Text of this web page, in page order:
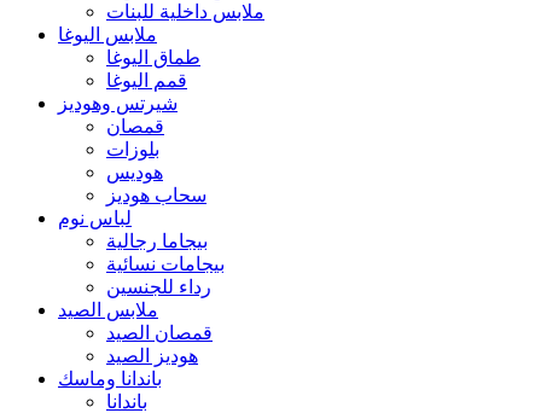
ملابس داخلية للبنات
ملابس اليوغا
طماق اليوغا
قمم اليوغا
شيرتس وهوديز
قمصان
بلوزات
هوديس
سحاب هوديز
لباس نوم
بيجاما رجالية
بيجامات نسائية
رداء للجنسين
ملابس الصيد
قمصان الصيد
هوديز الصيد
باندانا وماسك
باندانا